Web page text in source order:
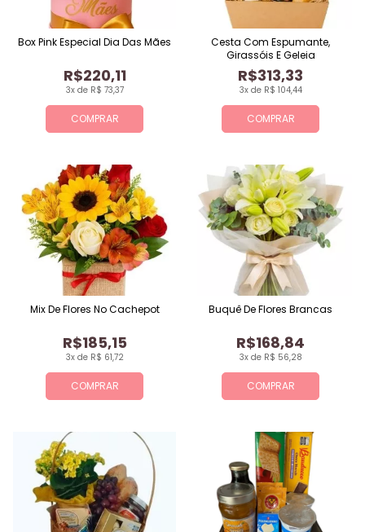
COMPRAR
3x de R$ 73,37
R$220,11
Box Pink Especial Dia Das Mães
COMPRAR
3x de R$ 104,44
R$313,33
Cesta Com Espumante,
Girassóis E Geleia
COMPRAR
3x de R$ 61,72
R$185,15
Mix De Flores No Cachepot
COMPRAR
3x de R$ 56,28
R$168,84
Buquê De Flores Brancas